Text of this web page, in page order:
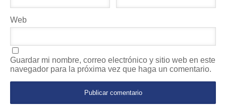
Web
Guardar mi nombre, correo electrónico y sitio web en este
navegador para la próxima vez que haga un comentario.